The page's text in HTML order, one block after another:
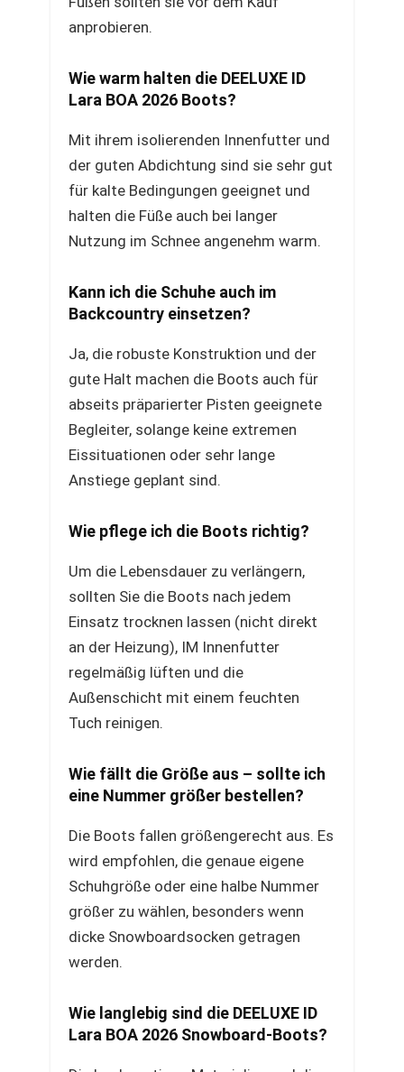
anprobieren.
Wie warm halten die DEELUXE ID
Lara BOA 2026 Boots?
Mit ihrem isolierenden Innenfutter und
der guten Abdichtung sind sie sehr gut
für kalte Bedingungen geeignet und
halten die Füße auch bei langer
Nutzung im Schnee angenehm warm.
Kann ich die Schuhe auch im
Backcountry einsetzen?
Ja, die robuste Konstruktion und der
gute Halt machen die Boots auch für
abseits präparierter Pisten geeignete
Begleiter, solange keine extremen
Eissituationen oder sehr lange
Anstiege geplant sind.
Wie pflege ich die Boots richtig?
Um die Lebensdauer zu verlängern,
sollten Sie die Boots nach jedem
Einsatz trocknen lassen (nicht direkt
an der Heizung), IM Innenfutter
regelmäßig lüften und die
Außenschicht mit einem feuchten
Tuch reinigen.
Wie fällt die Größe aus – sollte ich
eine Nummer größer bestellen?
Die Boots fallen größengerecht aus. Es
wird empfohlen, die genaue eigene
Schuhgröße oder eine halbe Nummer
größer zu wählen, besonders wenn
dicke Snowboardsocken getragen
werden.
Wie langlebig sind die DEELUXE ID
Lara BOA 2026 Snowboard-Boots?